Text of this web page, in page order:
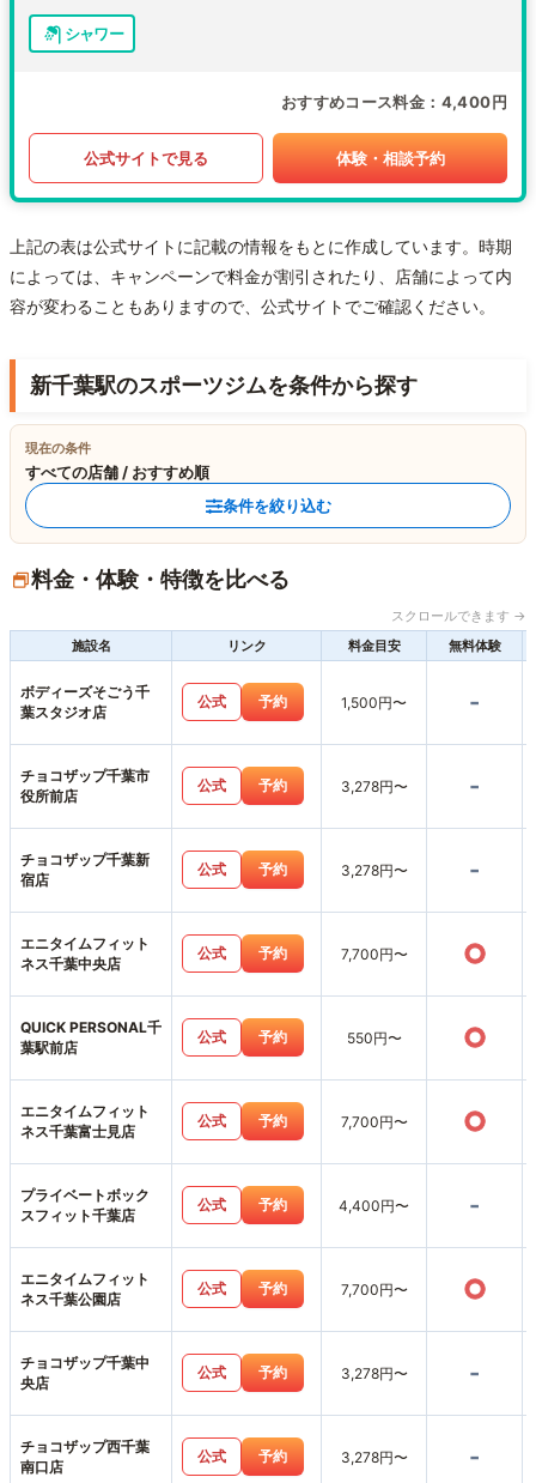
シャワー
おすすめコース料金 4,400円
公式サイトで見る 体験・相談予約
上記の表は公式サイトに記載の情報をもとに作成しています。時期
によっては、キャンペーンで料金が割引されたり、店舗によって内
容が変わることもありますので、公式サイトでご確認ください。
新千葉駅のスポーツジムを条件から探す
現在の条件
すべての店舗 / おすすめ順
条件を絞り込む
料金・体験・特徴を比べる
スクロールできます →
施設名
リンク 料金目安 無料体験
ボディーズそごう千
葉スタジオ店
公式 予約 1,500円〜 -
チョコザップ千葉市
役所前店
公式 予約 3,278円〜 -
チョコザップ千葉新
宿店
公式 予約 3,278円〜 -
エニタイムフィット
ネス千葉中央店
公式 予約 7,700円〜 ○
QUICK PERSONAL千
葉駅前店
公式 予約 550円〜 ○
エニタイムフィット
ネス千葉富士見店
公式 予約 7,700円〜 ○
プライベートボック
スフィット千葉店
公式 予約 4,400円〜 -
エニタイムフィット
ネス千葉公園店
公式 予約 7,700円〜 ○
チョコザップ千葉中
央店
公式 予約 3,278円〜 -
チョコザップ西千葉
南口店
公式 予約 3,278円〜 -